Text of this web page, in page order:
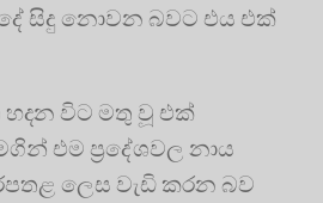
සිදු නොවන බවට එය එක්
හදන විට මතු වූ එක්
එම ප්‍රදේශවල නාය
ලෙස වැඩි කරන බව